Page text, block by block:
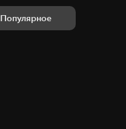
Популярное